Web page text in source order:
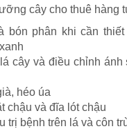
cây cho thuê hàng
bón phân khi cần
cây và điều chỉnh ánh
héo úa
chậu và đĩa lót chậu
trị bệnh trên lá và côn